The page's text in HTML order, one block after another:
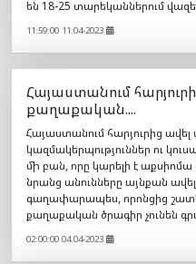
11:59:00 11.04-2023
քաղաքական....
Հայաստանում հարյուրից
կազմակերպություններ ու
մի բան, որը կարելի է աքսիոմա
նրանց անունները այնքան
գաղափարապես, որոնցից
քաղաքական ծրագիր չունեն
02:00:00 04.04-2023